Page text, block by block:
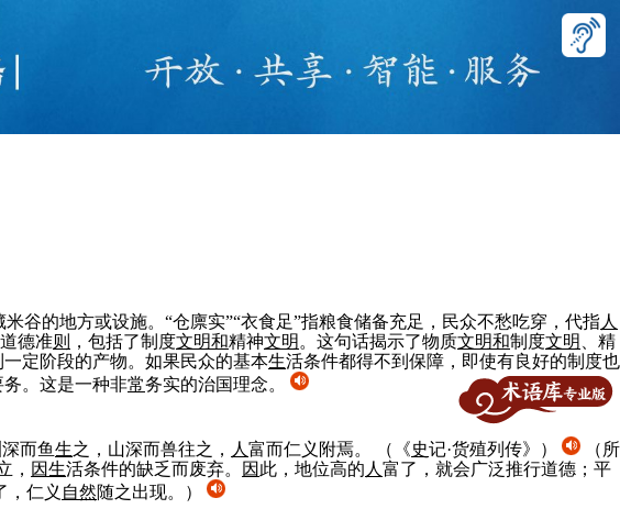
米谷的地方或设施。“仓廪实”“衣食足”指粮食储备充足，民众不愁吃穿，代指人
德准则 ，包括了制度文明和精神文明 。这句话揭示了物质文明和制度文明
、精
一定阶段的产物。如果民众的基本生活条件都得不到保障，即使有良好的制度也
。这是一种非常务实的治国理念。
而鱼生之，山深而兽往之， 人 富而仁义附焉。 （《史记·货殖列传》）
（所
， 因生活条件的缺乏而废弃。 因 此，地位高的 人 富了，就会广泛推行道德；平
，仁义 自然随之出现。）